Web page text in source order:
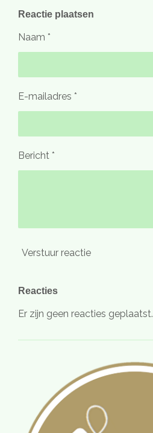
e
l
r
e
Reactie plaatsen
Naam *
E-mailadres *
Bericht *
Verstuur reactie
Reacties
Er zijn geen reacties geplaatst.